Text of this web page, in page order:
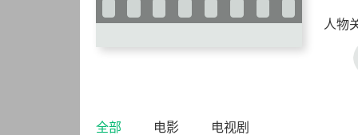
人物
全部 电影 电视剧